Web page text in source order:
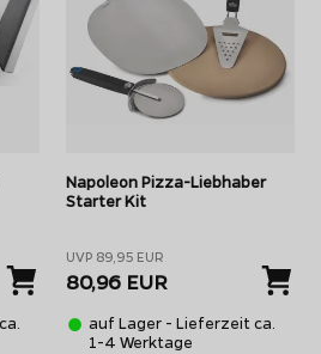
Ergebnisse. Das
dem Teig während des Backens
besonders knusprig wird.
Napoleon Pizza-Liebhaber
Starter Kit
UVP 89,95 EUR
80,96 EUR
auf Lager - Lieferzeit ca.
1-4 Werktage